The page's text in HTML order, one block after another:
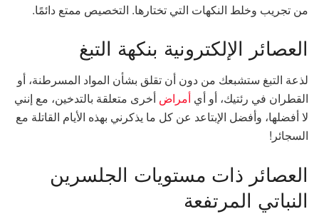
من تجريب وخلط النكهات التي تختارها. التخصيص ممتع دائمًا.
العصائر الإلكترونية بنكهة التبغ
لذعة التبغ ستشبعك من دون أن تقلق بشأن المواد المسرطنة، أو
القطران في رئتيك، أو أي أمراض أخرى متعلقة بالتدخين، مع إنني
لا أفضلها، وأفضل الإبتاعد عن كل ما يذكرني بهذه الأيام القاتلة مع
السجائر!
العصائر ذات مستويات الجلسرين
النباتي المرتفعة